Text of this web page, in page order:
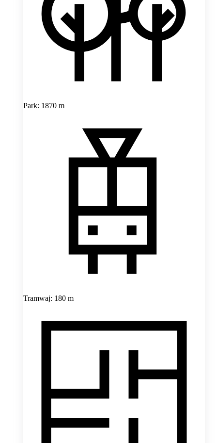
Park: 1870 m
Tramwaj: 180 m